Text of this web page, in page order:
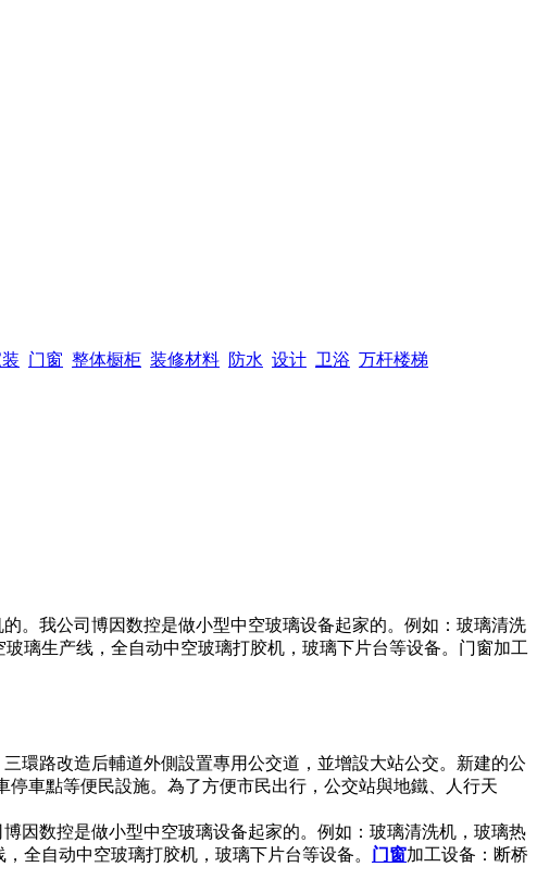
门窗 整体橱柜 装修材料 防水 设计 卫浴 万杆楼梯
。我公司博因数控是做小型中空玻璃设备起家的。例如：玻璃清洗
璃生产线，全自动中空玻璃打胶机，玻璃下片台等设备。门窗加工
環路改造后輔道外側設置專用公交道，並增設大站公交。新建的公
車點等便民設施。為了方便市民出行，公交站與地鐵、人行天
因数控是做小型中空玻璃设备起家的。例如：玻璃清洗机，玻璃热
全自动中空玻璃打胶机，玻璃下片台等设备。 门窗加工设备：断桥